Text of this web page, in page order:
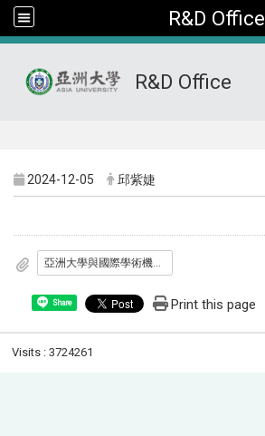
R&D Office
R&D Office
2024-12-05 邱紫婕
亞洲大學與國際學術機構合作個人獎勵要點_1050523.pdf
Share Print this page
Visits : 3724261